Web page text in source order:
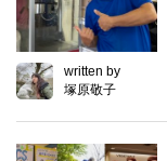
written by
塚原敬子